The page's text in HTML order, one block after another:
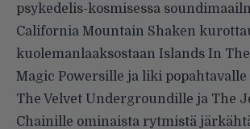
psykedelis-kosmisessa
California Mountain Shaken
kuolemanlaaksostaan Islands In
Magic Powersille ja liki
The Velvet Undergroundille ja The
Chainille ominaista rytmistä